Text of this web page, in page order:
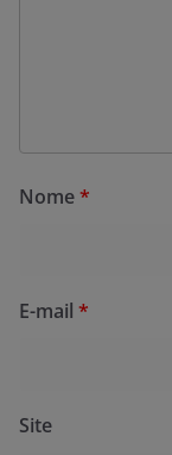
Nome*
E-mail *
Site